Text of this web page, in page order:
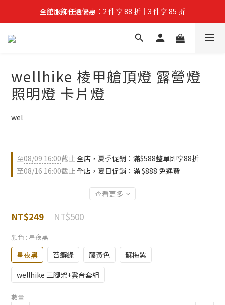
夏拚Go物節：滿 $588 全店狂打 88 折
全館服飾任選優惠：2 件享 88 折｜3 件享 85 折
夏拚Go物節：滿 $588 全店狂打 88 折
wellhike 棱甲艙頂燈 露營燈
照明燈 卡片燈
wel
至08/09 16:00截止全店，夏季促銷：滿$588整單即享88折
至08/16 16:00截止全店，夏日促銷：滿 $888 免運費
查看更多
NT$500
NT$249
顏色 : 星夜黑
星夜黑 苔癬綠 藤黃色
蘇梅紫
wellhike 三腳架+雲台套組
數量